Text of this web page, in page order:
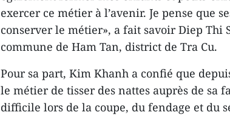
exercer ce métier à l’avenir. Je pense que
conserver le métier», a fait savoir Diep Thi
commune de Ham Tan, district de Tra Cu.
Pour sa part, Kim Khanh a confié que
le métier de tisser des nattes auprès de sa
difficile lors de la coupe, du fendage et du